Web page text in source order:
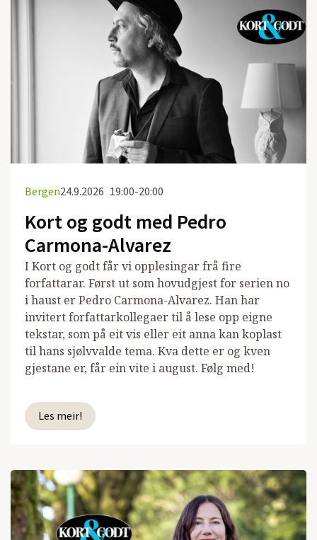
Bergen24.9.2026 19:00-20:00
Kort og godt med Pedro
Carmona-Alvarez
I Kort og godt får vi opplesingar frå fire
forfattarar. Først ut som hovudgjest for serien no
i haust er Pedro Carmona-Alvarez. Han har
invitert forfattarkollegaer til å lese opp eigne
tekstar, som på eit vis eller eit anna kan koplast
til hans sjølvvalde tema. Kva dette er og kven
gjestane er, får ein vite i august. Følg med!
Les meir!